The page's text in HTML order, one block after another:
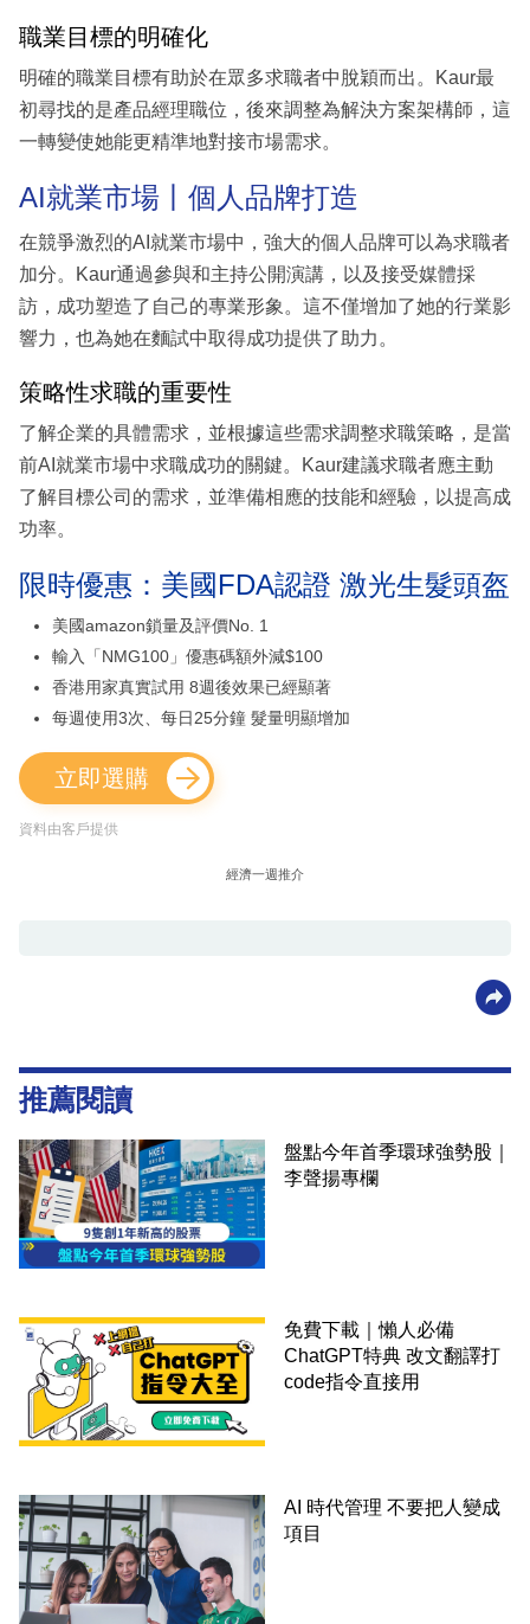
職業目標的明確化
明確的職業目標有助於在眾多求職者中脫穎而出。Kaur最
初尋找的是產品經理職位，後來調整為解決方案架構師，這
一轉變使她能更精準地對接市場需求。
AI就業市場丨個人品牌打造
在競爭激烈的AI就業市場中，強大的個人品牌可以為求職者
加分。Kaur通過參與和主持公開演講，以及接受媒體採
訪，成功塑造了自己的專業形象。這不僅增加了她的行業影
響力，也為她在麵試中取得成功提供了助力。
策略性求職的重要性
了解企業的具體需求，並根據這些需求調整求職策略，是當
前AI就業市場中求職成功的關鍵。Kaur建議求職者應主動
了解目標公司的需求，並準備相應的技能和經驗，以提高成
功率。
限時優惠：美國FDA認證 激光生髮頭盔
美國amazon鎖量及評價No. 1
輸入「NMG100」優惠碼額外減$100
香港用家真實試用 8週後效果已經顯著
每週使用3次、每日25分鐘 髮量明顯增加
立即選購
資料由客戶提供
經濟一週推介
推薦閱讀
盤點今年首季環球強勢股｜
李聲揚專欄
免費下載｜懶人必備
ChatGPT特典 改文翻譯打
code指令直接用
AI 時代管理 不要把人變成
項目